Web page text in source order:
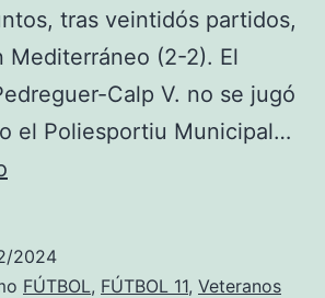
tras veintidós partidos,
Mediterráneo (2-2). El
Calp V. no se jugó
el Poliesportiu Municipal…
estrena
2024
FÚTBOL, FÚTBOL 11, Veteranos